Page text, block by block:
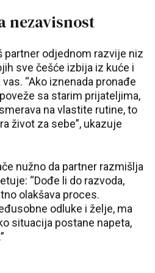
nezavisnost
partner odjednom razvije niz
sve češće izbija iz kuće i
“Ako iznenada pronađe
sa starim prijateljima,
na vlastite rutine, to
život za sebe”, ukazuje
nužno da partner razmišlja
“Dođe li do razvoda,
olakšava proces.
odluke i želje, ma
situacija postane napeta,